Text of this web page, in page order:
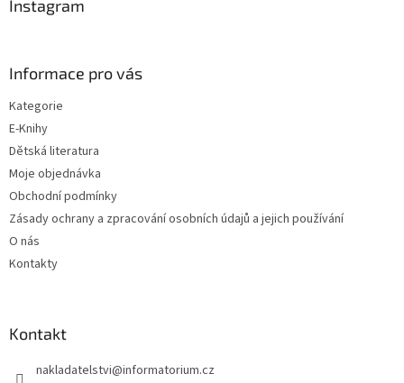
Instagram
Informace pro vás
Kategorie
E-Knihy
Dětská literatura
Moje objednávka
Obchodní podmínky
Zásady ochrany a zpracování osobních údajů a jejich používání
O nás
Kontakty
Kontakt
nakladatelstvi@informatorium.cz